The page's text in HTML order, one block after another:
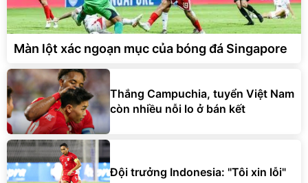
Màn lột xác ngoạn mục của bóng đá Singapore
Thắng Campuchia, tuyển Việt Nam
còn nhiều nỗi lo ở bán kết
Đội trưởng Indonesia: "Tôi xin lỗi"